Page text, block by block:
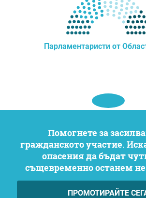
Парламентаристи от
Помогнете за засилване на
гражданското участие.
опасения да бъдат
същевременно останем
ПРОМОТИРАЙТЕ